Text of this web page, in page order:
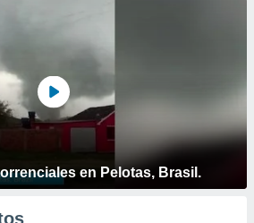
en Pelotas, Brasil.